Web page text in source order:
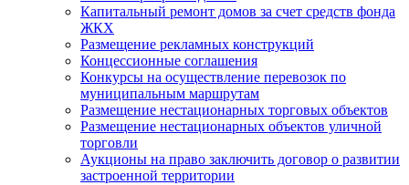
Капитальный ремонт домов за счет средств фонда
ЖКХ
Размещение рекламных конструкций
Концессионные соглашения
Конкурсы на осуществление перевозок по
муниципальным маршрутам
Размещение нестационарных торговых объектов
Размещение нестационарных объектов уличной
торговли
Аукционы на право заключить договор о развитии
застроенной территории